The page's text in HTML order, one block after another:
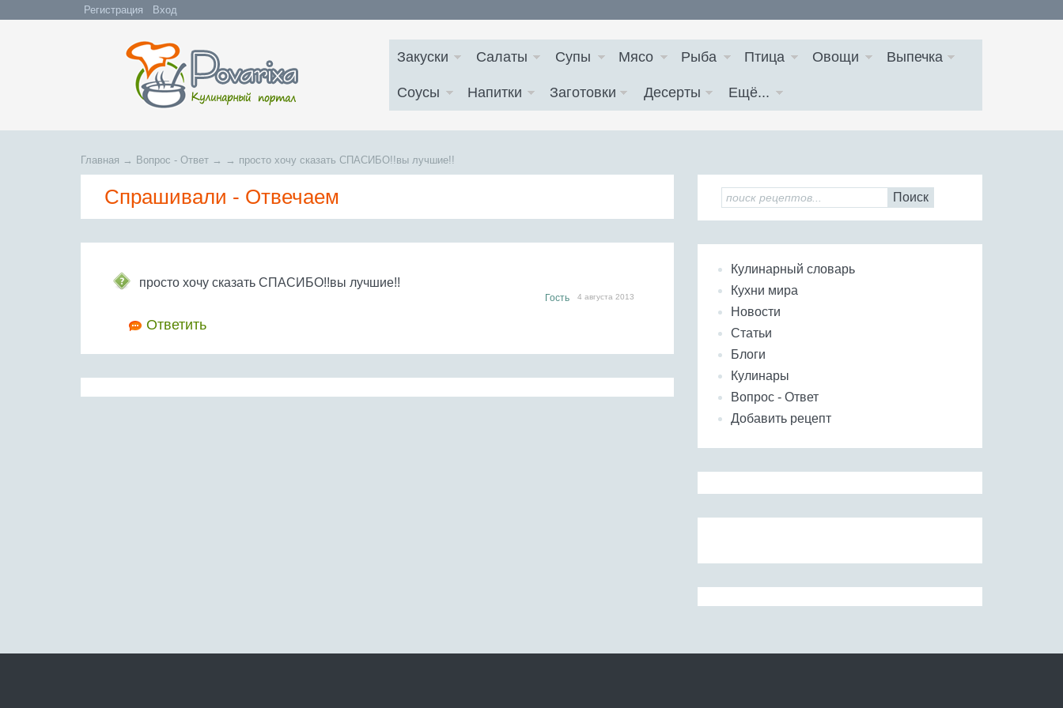
Регистрация Вход
Закуски Салаты Супы Мясо Рыба Птица Овощи Выпечка
Соусы Напитки Заготовки Десерты Ещё...
Главная → Вопрос - Ответ → → просто хочу сказать СПАСИБО!!вы лучшие!!
Спрашивали - Отвечаем
просто хочу сказать СПАСИБО!!вы лучшие!!
4 августа 2013
Гость
Ответить
Поиск
Кулинарный словарь
Кухни мира
Новости
Статьи
Блоги
Кулинары
Вопрос - Ответ
Добавить рецепт